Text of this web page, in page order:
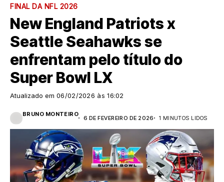
FINAL DA NFL 2026
New England Patriots x
Seattle Seahawks se
enfrentam pelo título do
Super Bowl LX
Atualizado em 06/02/2026 às 16:02
BRUNO MONTEIRO
6 DE FEVEREIRO DE 2026 1 MINUTOS LIDOS